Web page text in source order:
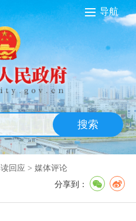
导航
搜索
回应 > 媒体评论
分享到：